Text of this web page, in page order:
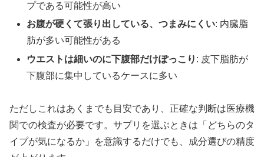
プである可能性が高い
お腹が硬くて張り出している、つまみにくい: 内臓脂
肪が多い可能性がある
ウエストは細いのに下腹部だけぽっこり : 皮下脂肪が
下腹部に集中しているケースに多い
ただしこれはあくまでも目安であり、正確な判断は医療機
関での検査が必要です。サプリを選ぶときは「どちらのタ
イプが気になるか」を意識するだけでも、成分選びの精度